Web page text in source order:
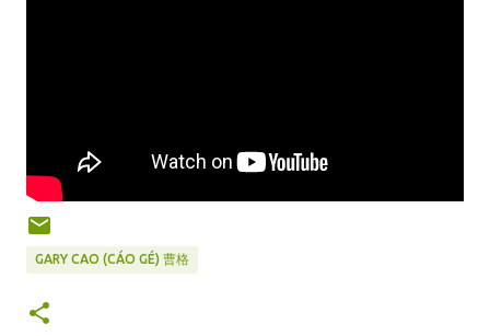
GARY CAO (CÁO GÉ) 曹格